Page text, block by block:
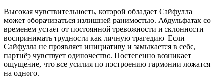
Высокая чувствительность, которой обладает Сайфулла,
может оборачиваться излишней ранимостью. Абдульфатах со
временем устаёт от постоянной тревожности и склонности
воспринимать трудности как личную трагедию. Если
Сайфулла не проявляет инициативу и замыкается в себе,
партнёр чувствует одиночество. Постепенно возникает
ощущение, что все усилия по построению гармонии ложатся
на одного.